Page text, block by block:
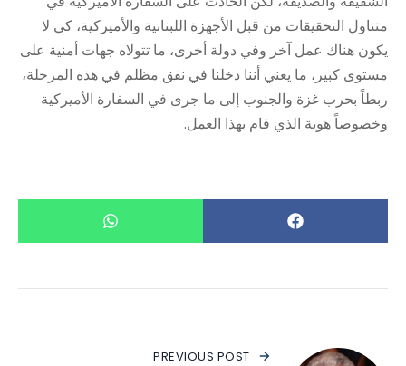
متناول التحقيقات من قبل الأجهزة اللبنانية والأميركية، كي لا
يكون هناك عمل آخر وفي دولة أخرى، ما تتولاه جهات أمنية على
مستوى كبير، ما يعني أننا دخلنا في نفق مظلم في هذه المرحلة،
ربطاً بحرب غزة والجنوب إلى ما جرى في السفارة الأميركية
وخصوصاً هوية الذي قام بهذا العمل.
PREVIOUS POST